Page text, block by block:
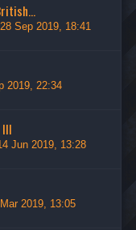
28 Sep 2019, 18:41
2019, 22:34
Jun 2019, 13:28
2019, 13:05